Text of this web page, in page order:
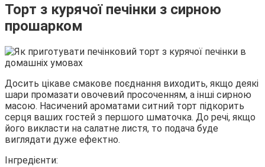
Торт з курячої печінки з сирною
прошарком
Досить цікаве смакове поєднання виходить, якщо деякі
шари промазати овочевий просоченням, а інші сирною
масою. Насичений ароматами ситний торт підкорить
серця ваших гостей з першого шматочка. До речі, якщо
його викласти на салатне листя, то подача буде
виглядати дуже ефектно.
Інгредієнти: